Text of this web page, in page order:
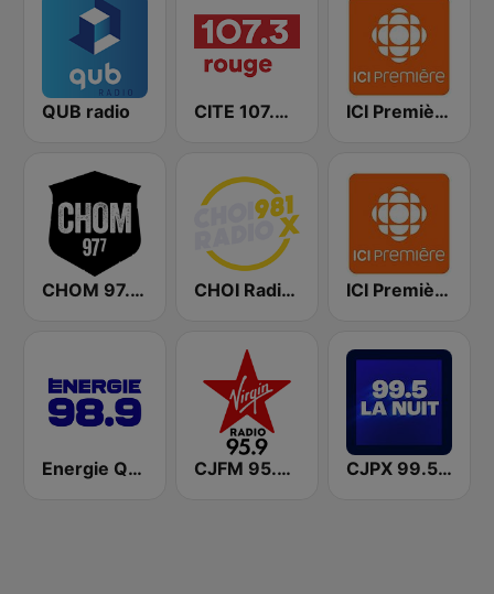
QUB radio CITE 107.3 Rouge FM ICI Première Montréal
CHOM 97.7 FM CHOI Radio X 98.1 FM ICI Première Québec
Energie Québec 98.9 FM CJFM 95.9 Virgin Radio Montreal CJPX 99.5 MTL